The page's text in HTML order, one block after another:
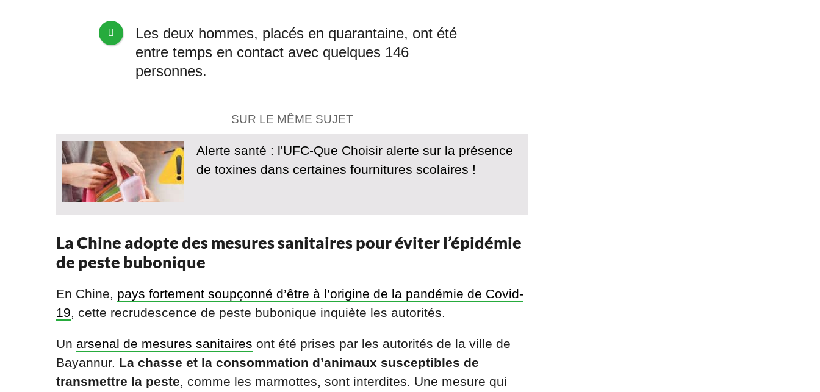
Les deux hommes, placés en quarantaine, ont été
entre temps en contact avec quelques 146
personnes.
SUR LE MÊME SUJET
Alerte santé : l'UFC-Que Choisir alerte sur la présence
de toxines dans certaines fournitures scolaires !
La Chine adopte des mesures sanitaires pour éviter l’épidémie
de peste bubonique
En Chine, pays fortement soupçonné d’être à l’origine de la pandémie de Covid-
19, cette recrudescence de peste bubonique inquiète les autorités.
Un arsenal de mesures sanitaires ont été prises par les autorités de la ville de
Bayannur. La chasse et la consommation d’animaux susceptibles de
transmettre la peste, comme les marmottes, sont interdites. Une mesure qui